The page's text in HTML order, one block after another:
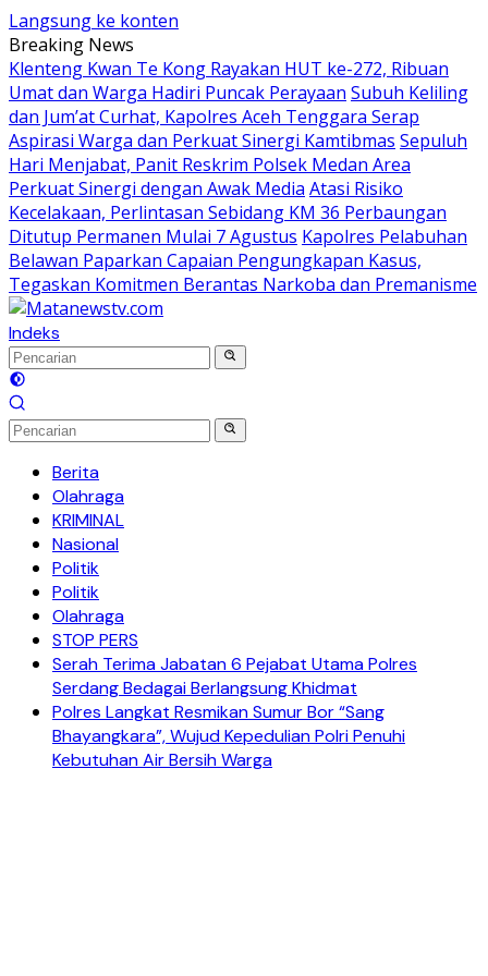
Langsung ke konten
Breaking News
Klenteng Kwan Te Kong Rayakan HUT ke-272, Ribuan
Umat dan Warga Hadiri Puncak Perayaan Subuh Keliling
dan Jum’at Curhat, Kapolres Aceh Tenggara Serap
Aspirasi Warga dan Perkuat Sinergi Kamtibmas Sepuluh
Hari Menjabat, Panit Reskrim Polsek Medan Area
Perkuat Sinergi dengan Awak Media Atasi Risiko
Kecelakaan, Perlintasan Sebidang KM 36 Perbaungan
Ditutup Permanen Mulai 7 Agustus Kapolres Pelabuhan
Belawan Paparkan Capaian Pengungkapan Kasus,
Tegaskan Komitmen Berantas Narkoba dan Premanisme
Indeks
Berita
Olahraga
KRIMINAL
Nasional
Politik
Politik
Olahraga
STOP PERS
Serah Terima Jabatan 6 Pejabat Utama Polres
Serdang Bedagai Berlangsung Khidmat
Polres Langkat Resmikan Sumur Bor “Sang
Bhayangkara”, Wujud Kepedulian Polri Penuhi
Kebutuhan Air Bersih Warga